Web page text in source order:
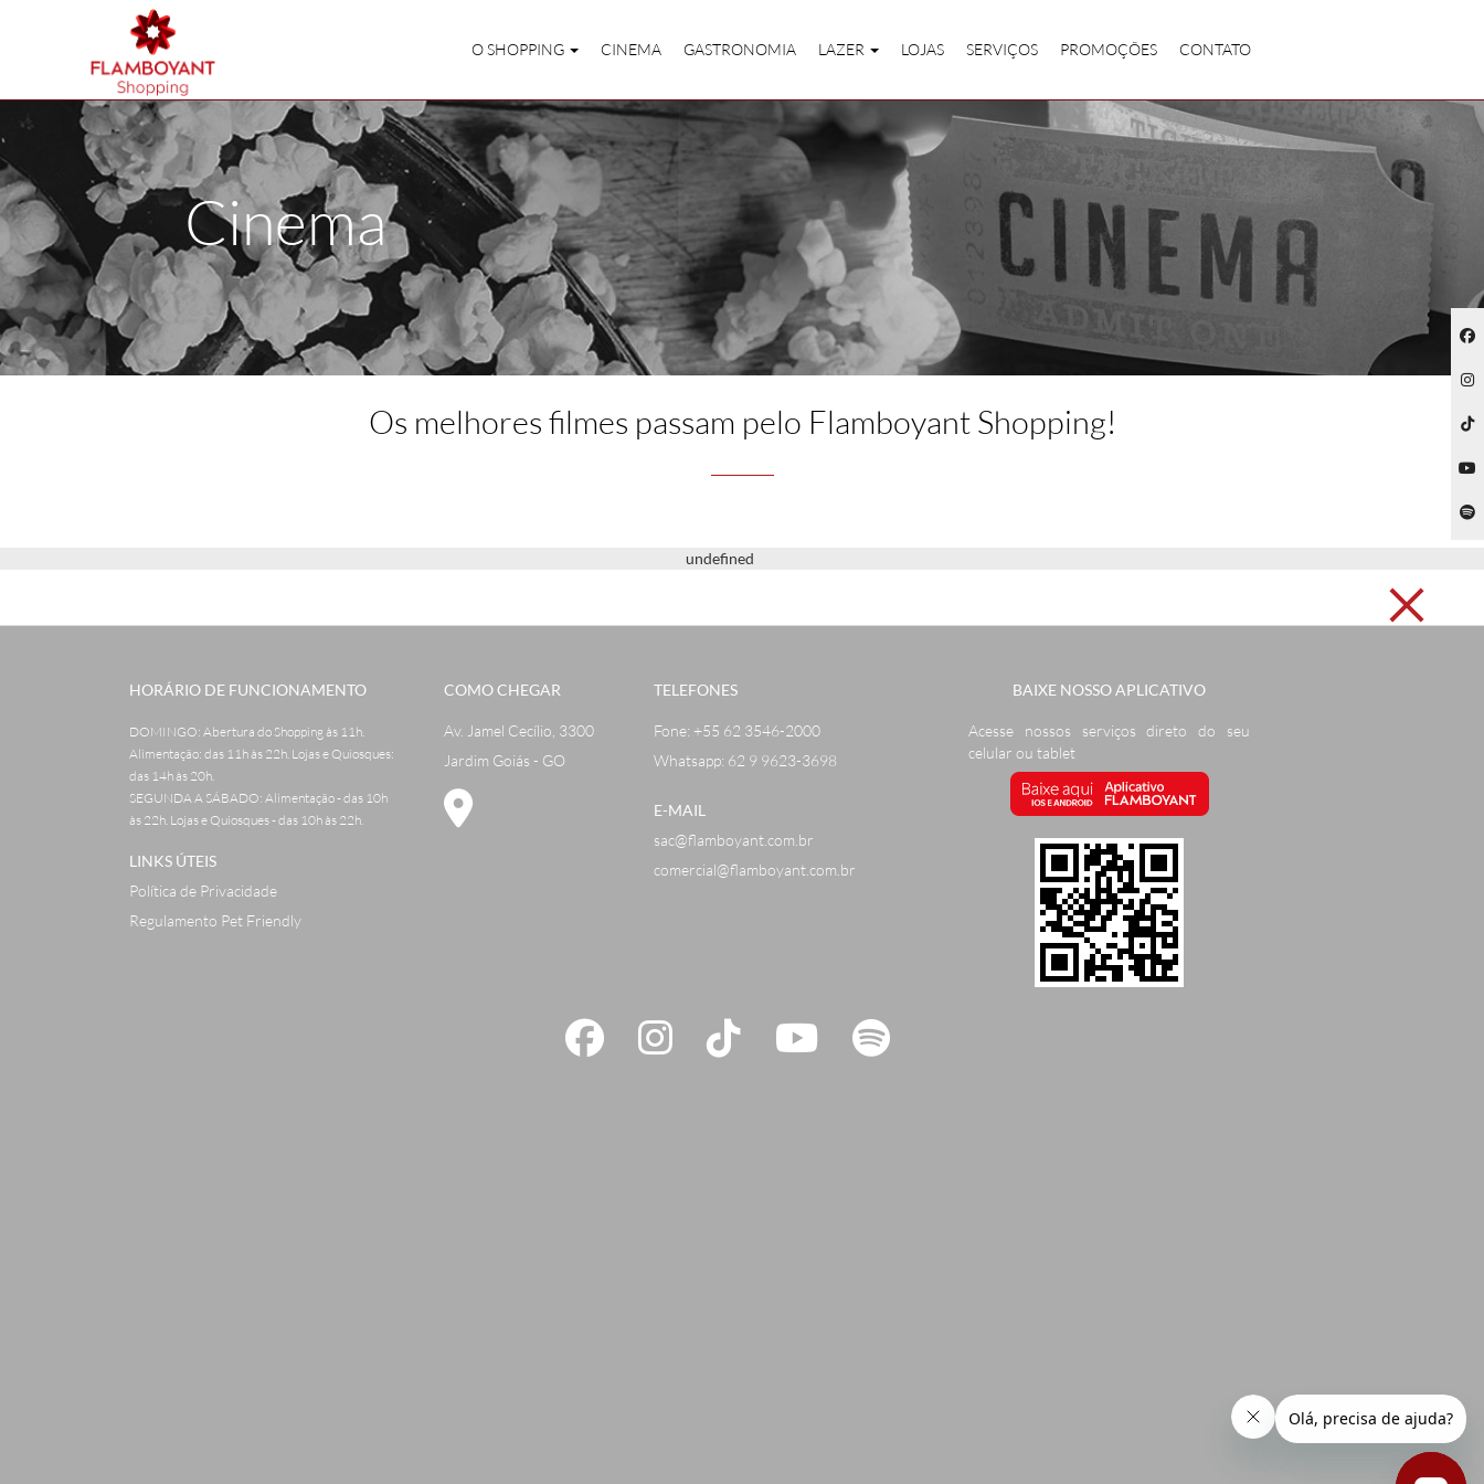
O SHOPPING CINEMA GASTRONOMIA LAZER LOJAS SERVIÇOS PROMOÇÕES CONTATO
Cinema
Os melhores filmes passam pelo Flamboyant Shopping!
undefined
HORÁRIO DE FUNCIONAMENTO
DOMINGO: Abertura do Shopping às 11h.
Alimentação: das 11h às 22h. Lojas e Quiosques:
das 14h às 20h.
SEGUNDA A SÁBADO: Alimentação - das 10h
às 22h. Lojas e Quiosques - das 10h às 22h.
LINKS ÚTEIS
Política de Privacidade
Regulamento Pet Friendly
COMO CHEGAR
Av. Jamel Cecílio, 3300
Jardim Goiás - GO
TELEFONES
Fone: +55 62 3546-2000
Whatsapp: 62 9 9623-3698
E-MAIL
sac@flamboyant.com.br
comercial@flamboyant.com.br
BAIXE NOSSO APLICATIVO
Acesse nossos serviços direto do seu
celular ou tablet